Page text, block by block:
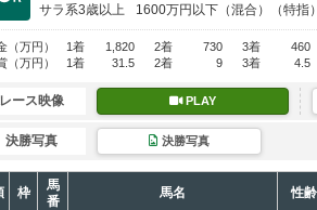
サラ系3歳以上 1600万円以下 （混合）（特指
（万円） 1着 1,820 2着 730 3着
460
（万円） 1着 31.5 2着 9 3着 4.5
レース映像 PLAY
決勝写真 決勝写真
枠
馬
番
馬名 性齢